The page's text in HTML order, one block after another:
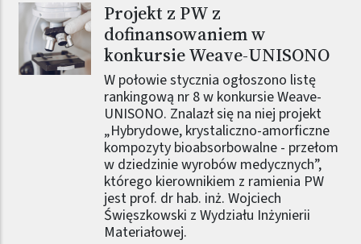
Obraz (old)
Projekt z PW z
dofinansowaniem w
konkursie Weave-UNISONO
W połowie stycznia ogłoszono listę
rankingową nr 8 w konkursie Weave-
UNISONO. Znalazł się na niej projekt
„Hybrydowe, krystaliczno-amorficzne
kompozyty bioabsorbowalne - przełom
w dziedzinie wyrobów medycznych”,
którego kierownikiem z ramienia PW
jest prof. dr hab. inż. Wojciech
Święszkowski z Wydziału Inżynierii
Materiałowej.